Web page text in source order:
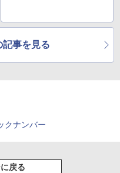
記事を見る
クナンバー
戻る